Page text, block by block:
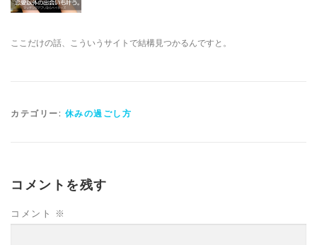
ここだけの話、こういうサイトで結構見つかるんですと。
カテゴリー: 休みの過ごし方
コメントを残す
コメント ※